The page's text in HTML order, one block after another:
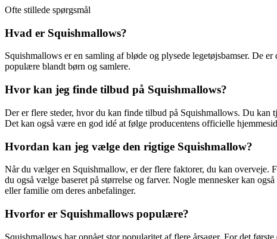
Ofte stillede spørgsmål
Hvad er Squishmallows?
Squishmallows er en samling af bløde og plysede legetøjsbamser. De
populære blandt børn og samlere.
Hvor kan jeg finde tilbud på Squishmallows?
Der er flere steder, hvor du kan finde tilbud på Squishmallows. Du kan
Det kan også være en god idé at følge producentens officielle
Hvordan kan jeg vælge den rigtige Squishmallow?
Når du vælger en Squishmallow, er der flere faktorer, du kan overveje.
du også vælge baseret på størrelse og farver. Nogle mennesker kan
eller familie om deres anbefalinger.
Hvorfor er Squishmallows populære?
Squishmallows har opnået stor popularitet af flere årsager. For det